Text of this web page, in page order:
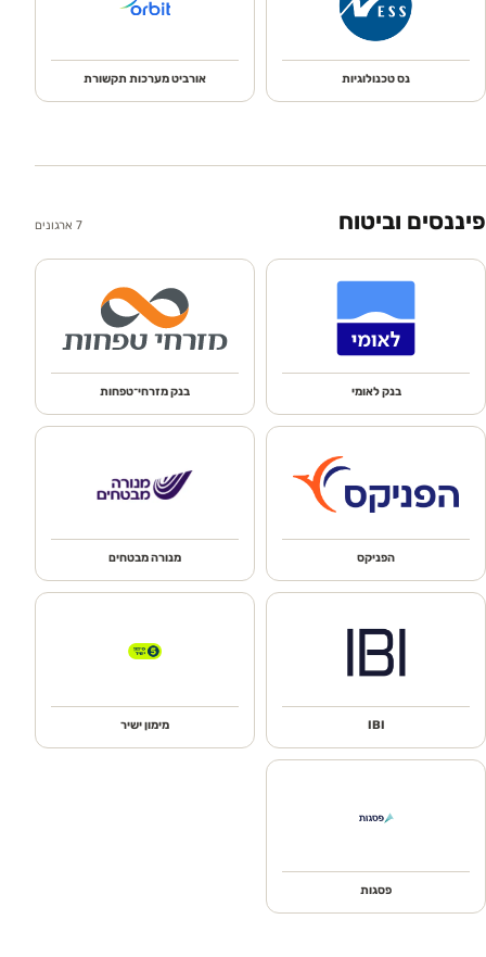
נס טכנולוגיות אורביט מערכות תקשורת
פיננסים וביטוח 7 ארגונים
בנק לאומי בנק מזרחי־טפחות
הפניקס מנורה מבטחים
IBI מימון ישיר
פסגות